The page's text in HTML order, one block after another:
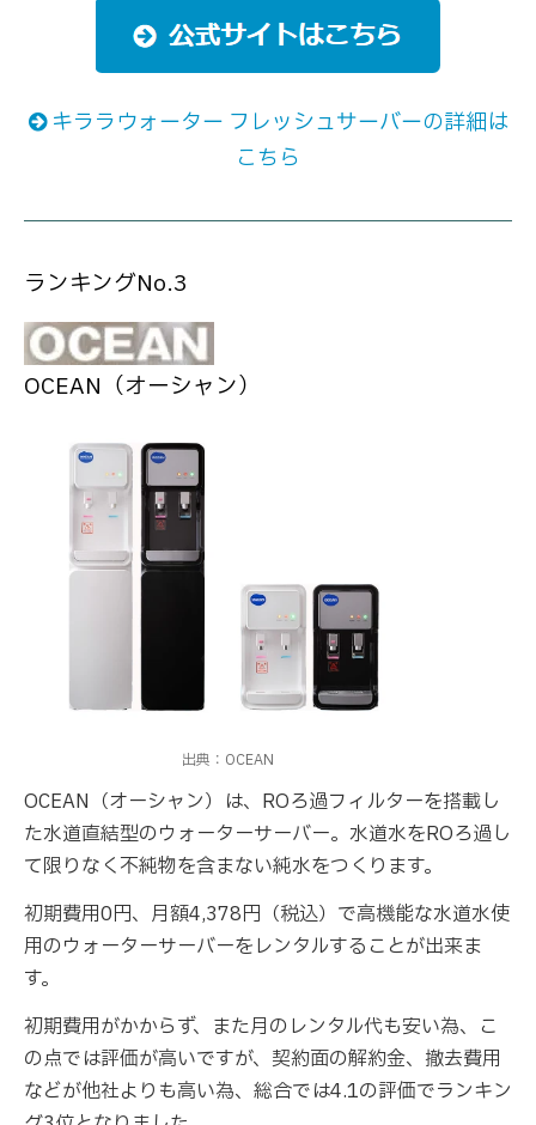
キララウォーター フレッシュサーバーの詳細は
こちら
ランキングNo.3
OCEAN（オーシャン）
出典：OCEAN
OCEAN（オーシャン）は、ROろ過フィルターを搭載し
た水道直結型のウォーターサーバー。水道水をROろ過し
て限りなく不純物を含まない純水をつくります。
初期費用0円、月額4,378円（税込）で高機能な水道水使
用のウォーターサーバーをレンタルすることが出来ま
す。
初期費用がかからず、また月のレンタル代も安い為、こ
の点では評価が高いですが、契約面の解約金、撤去費用
などが他社よりも高い為、総合では4.1の評価でランキン